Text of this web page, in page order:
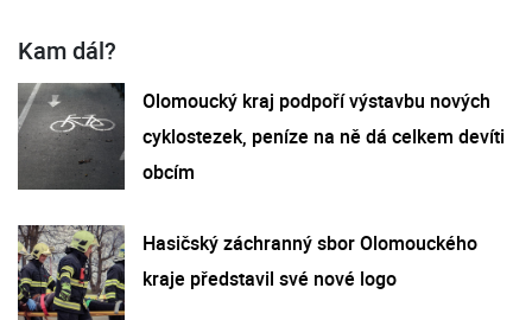
Kam dál?
Olomoucký kraj podpoří výstavbu nových
cyklostezek, peníze na ně dá celkem devíti
obcím
Hasičský záchranný sbor Olomouckého
kraje představil své nové logo